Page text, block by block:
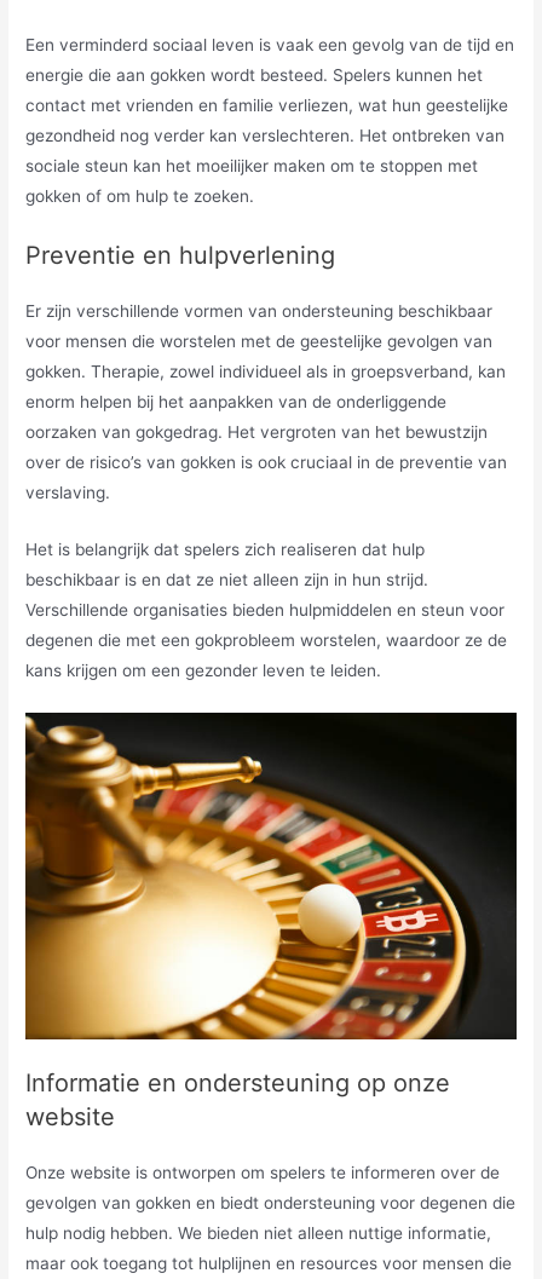
Een verminderd sociaal leven is vaak een gevolg van de tijd en
energie die aan gokken wordt besteed. Spelers kunnen het
contact met vrienden en familie verliezen, wat hun geestelijke
gezondheid nog verder kan verslechteren. Het ontbreken van
sociale steun kan het moeilijker maken om te stoppen met
gokken of om hulp te zoeken.
Preventie en hulpverlening
Er zijn verschillende vormen van ondersteuning beschikbaar
voor mensen die worstelen met de geestelijke gevolgen van
gokken. Therapie, zowel individueel als in groepsverband, kan
enorm helpen bij het aanpakken van de onderliggende
oorzaken van gokgedrag. Het vergroten van het bewustzijn
over de risico’s van gokken is ook cruciaal in de preventie van
verslaving.
Het is belangrijk dat spelers zich realiseren dat hulp
beschikbaar is en dat ze niet alleen zijn in hun strijd.
Verschillende organisaties bieden hulpmiddelen en steun voor
degenen die met een gokprobleem worstelen, waardoor ze de
kans krijgen om een gezonder leven te leiden.
Informatie en ondersteuning op onze
website
Onze website is ontworpen om spelers te informeren over de
gevolgen van gokken en biedt ondersteuning voor degenen die
hulp nodig hebben. We bieden niet alleen nuttige informatie,
maar ook toegang tot hulplijnen en resources voor mensen die